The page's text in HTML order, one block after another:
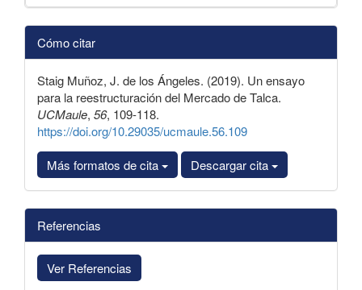
Detalles
del
artículo
Cómo citar
Staig Muñoz, J. de los Ángeles. (2019). Un ensayo
para la reestructuración del Mercado de Talca.
UCMaule, 56, 109-118.
https://doi.org/10.29035/ucmaule.56.109
Más formatos de cita
Descargar cita
Referencias
Ver Referencias